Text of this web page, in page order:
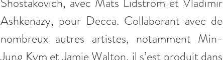
Ashkenazy, pour Decca. Collaborant avec de
nombreux autres artistes, notamment Min-
Jung Kym et Jamie Walton, il s’est produit dans